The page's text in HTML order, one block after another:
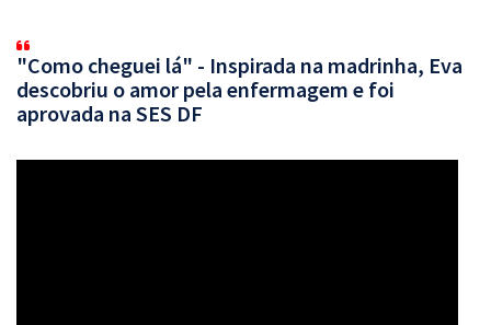
"Como cheguei lá" - Inspirada na madrinha, Eva
descobriu o amor pela enfermagem e foi
aprovada na SES DF